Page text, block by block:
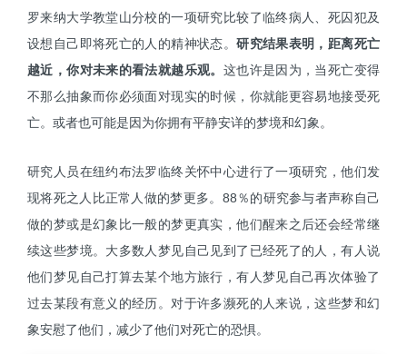
罗来纳大学教堂山分校的一项研究比较了临终病人、死囚犯及
设想自己即将死亡的人的精神状态。研究结果表明，距离死亡
越近，你对未来的看法就越乐观。 这也许是因为，当死亡变得
不那么抽象而你必须面对现实的时候，你就能更容易地接受死
亡。或者也可能是因为你拥有平静安详的梦境和幻象。
研究人员在纽约布法罗临终关怀中心进行了一项研究，他们发
现将死之人比正常人做的梦更多。88％的研究参与者声称自己
做的梦或是幻象比一般的梦更真实，他们醒来之后还会经常继
续这些梦境。大多数人梦见自己见到了已经死了的人，有人说
他们梦见自己打算去某个地方旅行，有人梦见自己再次体验了
过去某段有意义的经历。对于许多濒死的人来说，这些梦和幻
象安慰了他们，减少了他们对死亡的恐惧。